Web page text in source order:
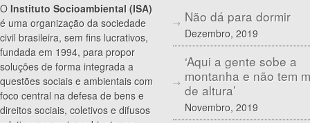
O Instituto Socioambiental (ISA)
é uma organização da sociedade
civil brasileira, sem fins lucrativos,
fundada em 1994, para propor
soluções de forma integrada a
questões sociais e ambientais com
foco central na defesa de bens e
direitos sociais, coletivos e difusos
Não dá para dormir
Dezembro, 2019
‘Aqui a gente sobe a
montanha e não tem
de altura’
Novembro, 2019